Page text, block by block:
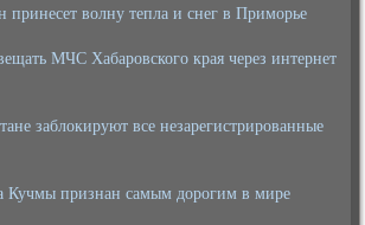
волну тепла и снег в Приморье
МЧС Хабаровского края через интернет
заблокируют все незарегистрированные
Кучмы признан самым дорогим в мире